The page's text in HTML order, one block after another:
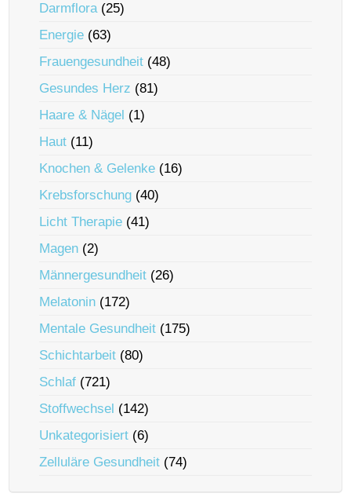
Darmflora(25)
Energie (63)
Frauengesundheit (48)
Gesundes Herz (81)
Haare & Nägel (1)
Haut (11)
Knochen & Gelenke (16)
Krebsforschung (40)
Licht Therapie (41)
Magen (2)
Männergesundheit (26)
Melatonin (172)
Mentale Gesundheit (175)
Schichtarbeit (80)
Schlaf (721)
Stoffwechsel (142)
Unkategorisiert (6)
Zelluläre Gesundheit (74)